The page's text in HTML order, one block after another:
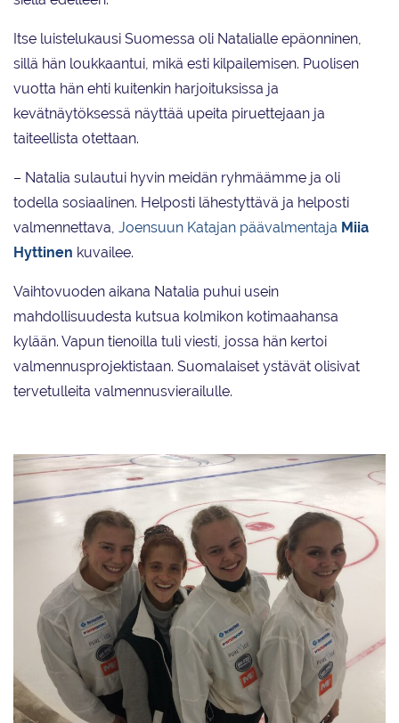
Itse luistelukausi Suomessa oli Natalialle epäonninen,
sillä hän loukkaantui, mikä esti kilpailemisen. Puolisen
vuotta hän ehti kuitenkin harjoituksissa ja
kevätnäytöksessä näyttää upeita piruettejaan ja
taiteellista otettaan.
– Natalia sulautui hyvin meidän ryhmäämme ja oli
todella sosiaalinen. Helposti lähestyttävä ja helposti
valmennettava, Joensuun Katajan päävalmentaja Miia
Hyttinen kuvailee.
Vaihtovuoden aikana Natalia puhui usein
mahdollisuudesta kutsua kolmikon kotimaahansa
kylään. Vapun tienoilla tuli viesti, jossa hän kertoi
valmennusprojektistaan. Suomalaiset ystävät olisivat
tervetulleita valmennusvierailulle.